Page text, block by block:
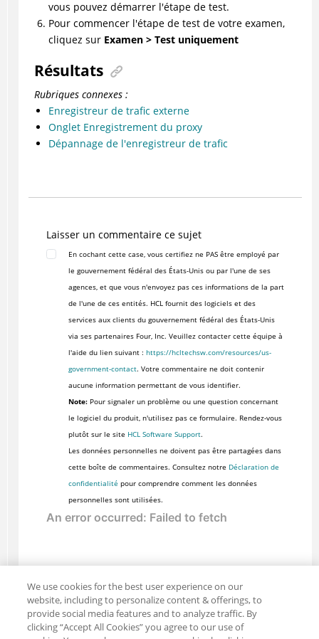
vous pouvez démarrer l'étape de test.
Pour commencer l'étape de test de votre examen,
cliquez sur Examen > Test uniquement
Résultats
Rubriques connexes :
Enregistreur de trafic externe
Onglet Enregistrement du proxy
Dépannage de l'enregistreur de trafic
Laisser un commentaire ce sujet
En cochant cette case, vous certifiez ne PAS être employé par
le gouvernement fédéral des États-Unis ou par l'une de ses
agences, et que vous n'envoyez pas ces informations de la part
de l'une de ces entités. HCL fournit des logiciels et des
services aux clients du gouvernement fédéral des États-Unis
via ses partenaires Four, Inc. Veuillez contacter cette équipe à
l'aide du lien suivant : https://hcltechsw.com/resources/us-
government-contact. Votre commentaire ne doit contenir
aucune information permettant de vous identifier.
Note:Pour signaler un problème ou une question concernant
le logiciel du produit, n'utilisez pas ce formulaire. Rendez-vous
plutôt sur le site HCL Software Support.
Les données personnelles ne doivent pas être partagées dans
cette boîte de commentaires. Consultez notre Déclaration de
confidentialité pour comprendre comment les données
personnelles sont utilisées.
We use cookies for the best user experience on our
website, including to personalize content & offerings, to
provide social media features and to analyze traffic. By
clicking “Accept All Cookies” you agree to our use of